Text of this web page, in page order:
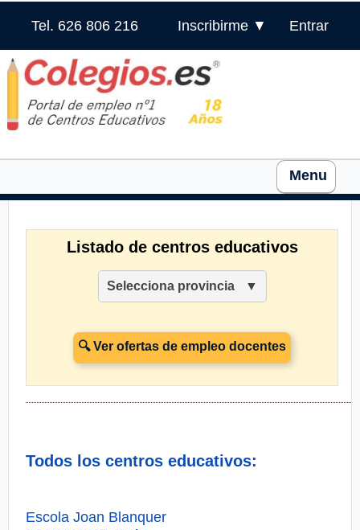
Tel. 626 806 216 Inscribirme ▼ Entrar
Menu
Listado de centros educativos
Selecciona provincia
🔍 Ver ofertas de empleo docentes
Todos los centros educativos:
Escola Joan Blanquer